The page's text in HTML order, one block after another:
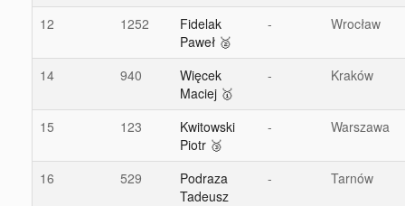
12 1252
Fidelak
Paweł 🥈
- Wrocław
14 940
Więcek
Maciej 🥇
- Kraków
15 123
Kwitowski
Piotr 🥉
- Warszawa
16 529
Podraza
Tadeusz
- Tarnów